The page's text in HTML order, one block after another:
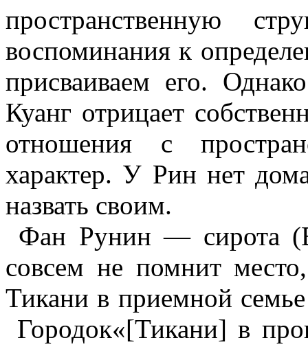
пространственную
воспоминания к
присваиваем его.
Куанг отрицает
отношения с
характер. У Рин нет
назвать своим.
Фан Рунин — сирота
совсем не помнит
Тикани в приемной
Городок«[Тикани] в